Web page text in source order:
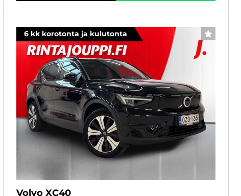
6 kk korotonta ja kulutonta SUOSIKKI
Volvo XC40